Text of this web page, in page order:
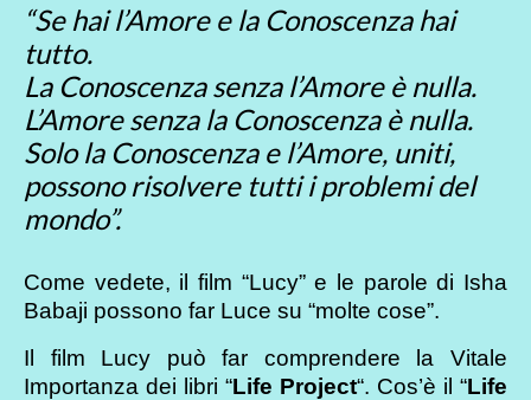
“Se hai l’Amore e la Conoscenza hai
tutto.
La Conoscenza senza l’Amore è nulla.
L’Amore senza la Conoscenza è nulla.
Solo la Conoscenza e l’Amore, uniti,
possono risolvere tutti i problemi del
mondo”.
Come vedete, il film “Lucy” e le parole di Isha
Babaji possono far Luce su “molte cose”.
Il film Lucy può far comprendere la Vitale
Importanza dei libri “Life Project“. Cos’è il “Life